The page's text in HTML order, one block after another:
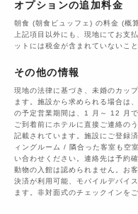
オプションの追加料金
朝食 (朝食ビュッフェ) の料金 (
上記項目以外にも、現地にてお支
ットには税金が含まれていないこ
その他の情報
現地の法律に基づき、未婚のカッ
ます。施設から求められる場合は
の予定営業期間は、1 月～ 12 月
ご到着前にホテルに直接ご連絡の
記載されています。施設にご登録
ィングルーム / 隣合った客室も空
い合わせください。連絡先は予約
動物の入館は認められません。お
決済が利用可能、モバイルデバイ
ます。非対面式のチェックインを